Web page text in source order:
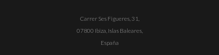
Carrer Ses Figueres, 31,
07800 Ibiza, Islas Baleares,
España